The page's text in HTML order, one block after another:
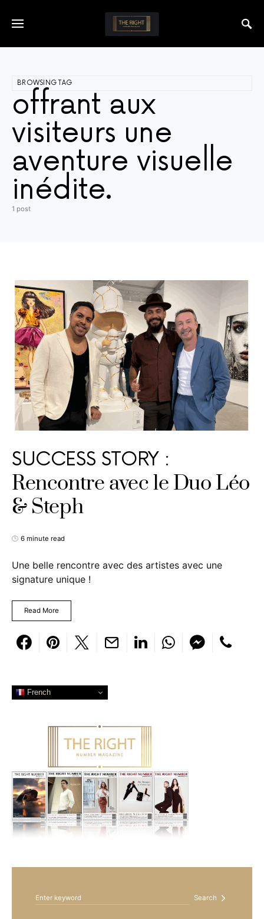
BROWSING TAG
offrant aux
visiteurs une
aventure visuelle
inédite.
1 post
SUCCESS STORY :
Rencontre avec le Duo Léo
& Steph
6 minute read
Une belle rencontre avec des artistes avec une
signature unique !
Read More
French
Search